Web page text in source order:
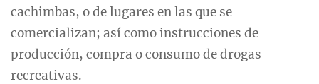
cachimbas, o de lugares en las que se
comercializan; así como instrucciones de
producción, compra o consumo de drogas
recreativas.